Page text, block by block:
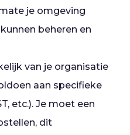
je omgeving
beheren en
van je organisatie
aan specifieke
etc.). Je moet een
dit